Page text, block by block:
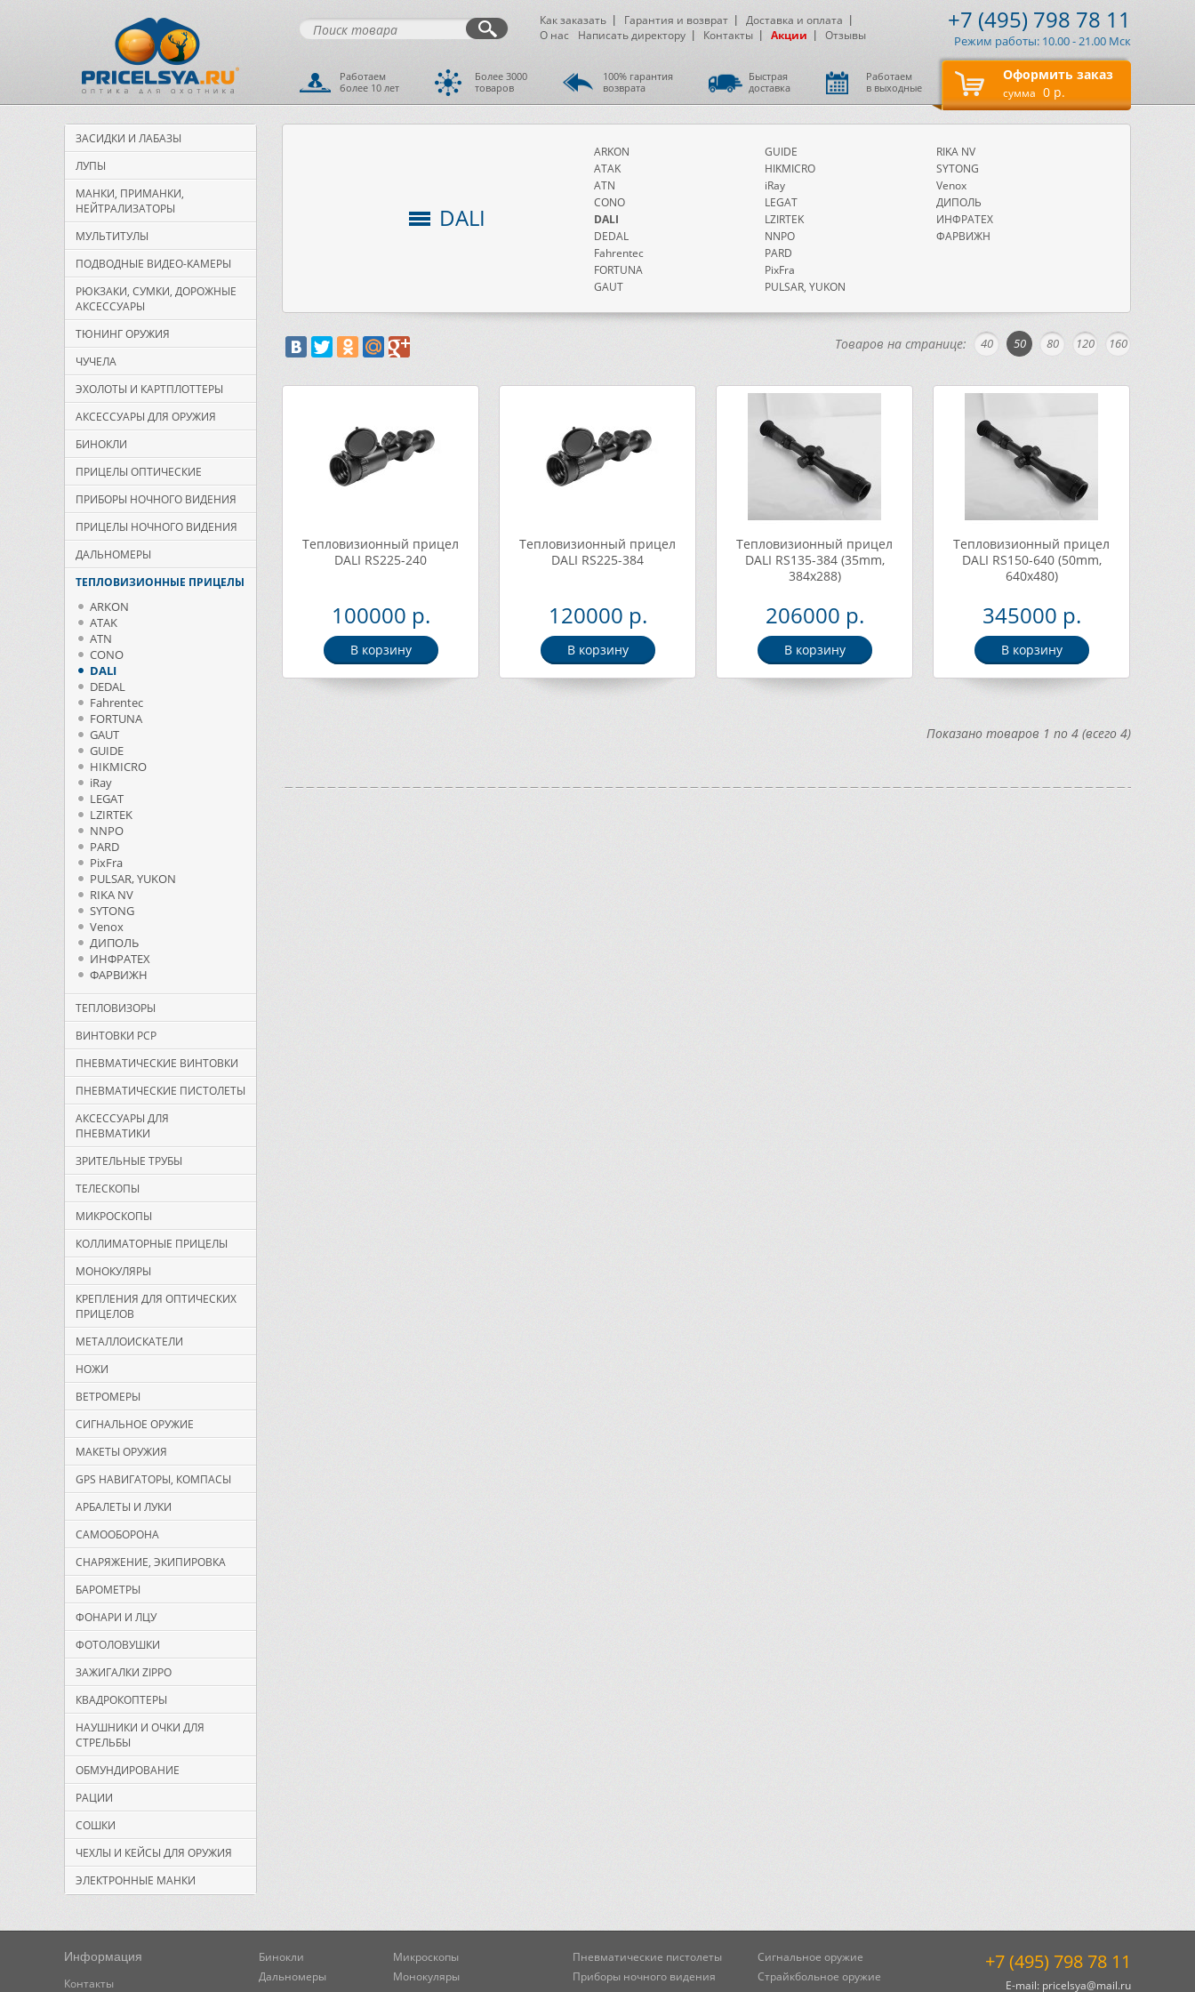
Оформить заказ
сумма 0 р.
Как заказать Гарантия и возврат
Доставка и оплата
О нас
Написать директору Контакты Акции Отзывы
+7 (495) 798 78 11
Режим работы: 10.00 - 21.00 Мск
Работаем
более 10 лет
Более 3000
товаров
100% гарантия
возврата
Быстрая
доставка
Работаем
в выходные
ЗАСИДКИ И ЛАБАЗЫ
ЛУПЫ
МАНКИ, ПРИМАНКИ,
НЕЙТРАЛИЗАТОРЫ
МУЛЬТИТУЛЫ
ПОДВОДНЫЕ ВИДЕО-КАМЕРЫ
РЮКЗАКИ, СУМКИ, ДОРОЖНЫЕ
АКСЕССУАРЫ
ТЮНИНГ ОРУЖИЯ
ЧУЧЕЛА
ЭХОЛОТЫ И КАРТПЛОТТЕРЫ
АКСЕССУАРЫ ДЛЯ ОРУЖИЯ
БИНОКЛИ
ПРИЦЕЛЫ ОПТИЧЕСКИЕ
ПРИБОРЫ НОЧНОГО ВИДЕНИЯ
ПРИЦЕЛЫ НОЧНОГО ВИДЕНИЯ
ДАЛЬНОМЕРЫ
ТЕПЛОВИЗИОННЫЕ ПРИЦЕЛЫ
ARKON
ATAK
ATN
CONO
DALI
DEDAL
Fahrentec
FORTUNA
GAUT
GUIDE
HIKMICRO
iRay
LEGAT
LZIRTEK
NNPO
PARD
PixFra
PULSAR, YUKON
RIKA NV
SYTONG
Venox
ДИПОЛЬ
ИНФРАТЕХ
ФАРВИЖН
ТЕПЛОВИЗОРЫ
ВИНТОВКИ PCP
ПНЕВМАТИЧЕСКИЕ ВИНТОВКИ
ПНЕВМАТИЧЕСКИЕ ПИСТОЛЕТЫ
АКСЕССУАРЫ ДЛЯ
ПНЕВМАТИКИ
ЗРИТЕЛЬНЫЕ ТРУБЫ
ТЕЛЕСКОПЫ
МИКРОСКОПЫ
КОЛЛИМАТОРНЫЕ ПРИЦЕЛЫ
МОНОКУЛЯРЫ
КРЕПЛЕНИЯ ДЛЯ ОПТИЧЕСКИХ
ПРИЦЕЛОВ
МЕТАЛЛОИСКАТЕЛИ
НОЖИ
ВЕТРОМЕРЫ
СИГНАЛЬНОЕ ОРУЖИЕ
МАКЕТЫ ОРУЖИЯ
GPS НАВИГАТОРЫ, КОМПАСЫ
АРБАЛЕТЫ И ЛУКИ
САМООБОРОНА
СНАРЯЖЕНИЕ, ЭКИПИРОВКА
БАРОМЕТРЫ
ФОНАРИ И ЛЦУ
ФОТОЛОВУШКИ
ЗАЖИГАЛКИ ZIPPO
КВАДРОКОПТЕРЫ
НАУШНИКИ И ОЧКИ ДЛЯ
СТРЕЛЬБЫ
ОБМУНДИРОВАНИЕ
РАЦИИ
СОШКИ
ЧЕХЛЫ И КЕЙСЫ ДЛЯ ОРУЖИЯ
ЭЛЕКТРОННЫЕ МАНКИ
DALI
ARKON
ATAK
ATN
CONO
DALI
DEDAL
Fahrentec
FORTUNA
GAUT
GUIDE
HIKMICRO
iRay
LEGAT
LZIRTEK
NNPO
PARD
PixFra
PULSAR, YUKON
RIKA NV
SYTONG
Venox
ДИПОЛЬ
ИНФРАТЕХ
ФАРВИЖН
Товаров на странице: 40 50 80 120 160
Тепловизионный прицел
DALI RS225-240
100000 р.
В корзину
Тепловизионный прицел
DALI RS225-384
120000 р.
В корзину
Тепловизионный прицел
DALI RS135-384 (35mm,
384x288)
206000 р.
В корзину
Тепловизионный прицел
DALI RS150-640 (50mm,
640x480)
345000 р.
В корзину
Показано товаров 1 по 4 (всего 4)
Информация
Контакты
Бинокли
Дальномеры
Микроскопы
Монокуляры
Пневматические пистолеты
Приборы ночного видения
Сигнальное оружие
Страйкбольное оружие
+7 (495) 798 78 11
E-mail: pricelsya@mail.ru